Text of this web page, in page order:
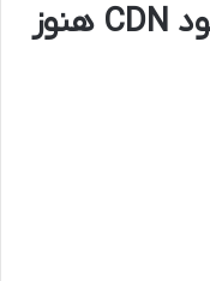
چرا بعضی سایت‌ها با وجود CDN هنوز